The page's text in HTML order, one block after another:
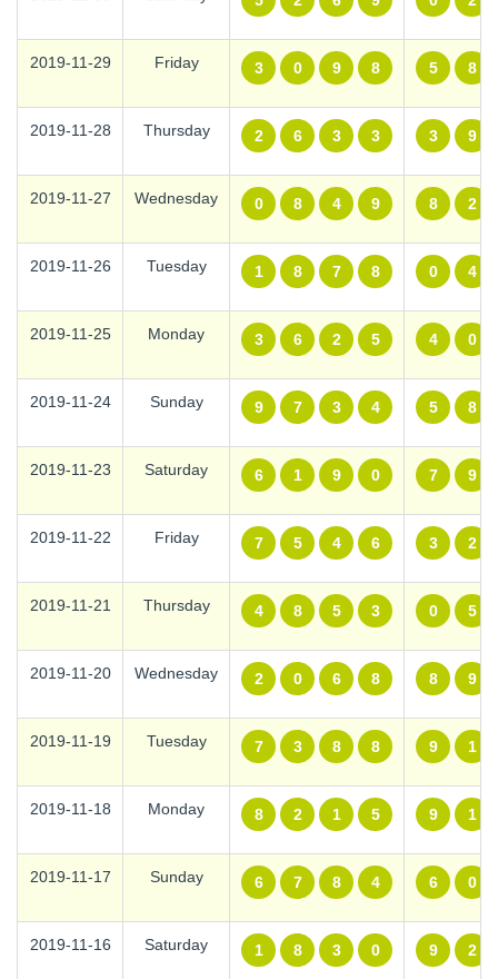
2019-11-29 Friday 3 0 9 8 5 8
2019-11-28 Thursday 2 6 3 3 3 9
2019-11-27 Wednesday 0 8 4 9 8 2
2019-11-26 Tuesday 1 8 7 8 0 4
2019-11-25 Monday 3 6 2 5 4 0
2019-11-24 Sunday 9 7 3 4 5 8
2019-11-23 Saturday 6 1 9 0 7 9
2019-11-22 Friday 7 5 4 6 3 2
2019-11-21 Thursday 4 8 5 3 0 5
2019-11-20 Wednesday 2 0 6 8 8 9
2019-11-19 Tuesday 7 3 8 8 9 1
2019-11-18 Monday 8 2 1 5 9 1
2019-11-17 Sunday 6 7 8 4 6 0
2019-11-16 Saturday 1 8 3 0 9 2